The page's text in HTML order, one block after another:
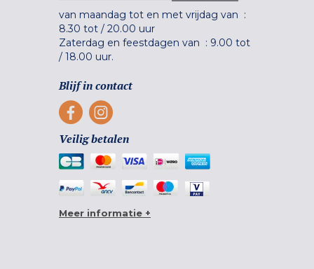
van maandag tot en met vrijdag van :
8.30 tot / 20.00 uur
Zaterdag en feestdagen van : 9.00 tot
/ 18.00 uur.
Blijf in contact
Veilig betalen
Meer informatie +